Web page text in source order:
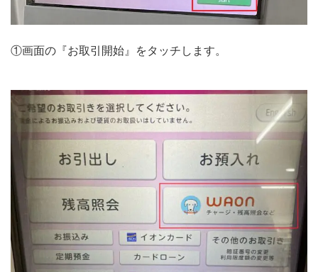
①画面の『お取引開始』をタッチします。